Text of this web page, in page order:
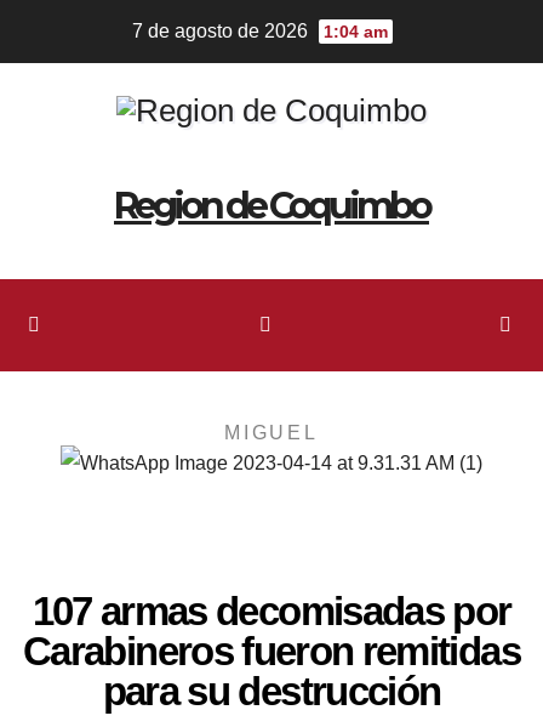
7 de agosto de 2026 1:04 am
Region de Coquimbo
MIGUEL
107 armas decomisadas por
Carabineros fueron remitidas
para su destrucción